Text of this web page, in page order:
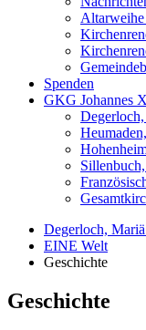
Spenden
GKG Johannes
Degerloch,
EINE Welt
Geschichte
Geschichte